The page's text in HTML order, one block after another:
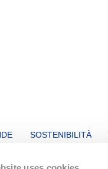
SOSTENIBILITÀ